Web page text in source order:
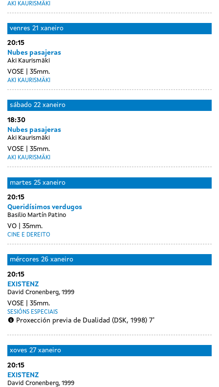
AKI KAURISMÄKI
venres 21 xaneiro
20:15
Nubes pasajeras
Aki Kaurismäki
VOSE 35mm.
AKI KAURISMÄKI
sábado 22 xaneiro
18:30
Nubes pasajeras
Aki Kaurismäki
VOSE 35mm.
AKI KAURISMÄKI
luns
24
xaneiro
Day
without
sessions
martes 25 xaneiro
20:15
Queridísimos verdugos
Basilio Martín Patino
VO 35mm.
CINE E DEREITO
mércores 26 xaneiro
20:15
EXISTENZ
David Cronenberg, 1999
VOSE 35mm.
SESIÓNS ESPECIAIS
Proxección previa de Dualidad (DSK, 1998) 7'
xoves 27 xaneiro
20:15
EXISTENZ
David Cronenberg, 1999